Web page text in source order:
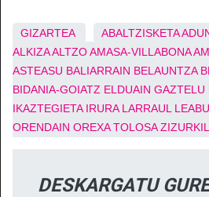
GIZARTEA ABALTZISKETA
ALKIZAALTZOAMASA-VILLABONA
ASTEASU BALIARRAIN BELAUNTZA
BIDANIA-GOIATZ ELDUAIN GAZTELU
IKAZTEGIETA IRURA LARRAUL
ORENDAIN OREXA TOLOSA ZIZURKIL
DESKARGATU